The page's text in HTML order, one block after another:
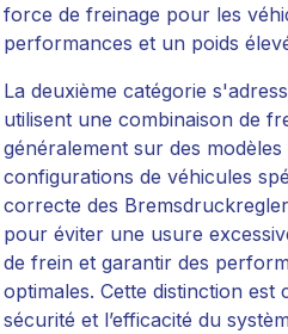
force de freinage pour les
performances et un poids
La deuxième catégorie
utilisent une combinaison de
généralement sur des
configurations de véhicules
correcte des
pour éviter une usure
de frein et garantir des
optimales. Cette distinction
sécurité et l’efficacité du